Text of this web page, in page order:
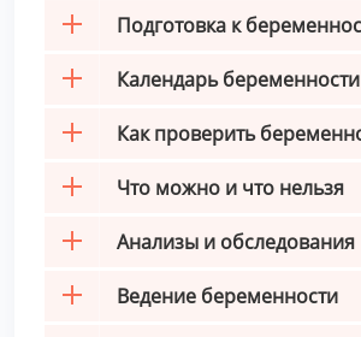
Подготовка к
Календарь беременности
Как проверить
Что можно и что нельзя
Анализы и обследования
Ведение беременности